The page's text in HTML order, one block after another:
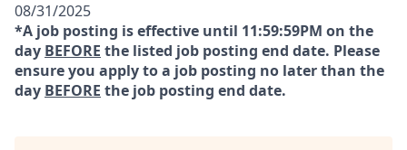
08/31/2025
*A job posting is effective until 11:59:59PM on the
day BEFORE the listed job posting end date. Please
ensure you apply to a job posting no later than the
day BEFORE the job posting end date.